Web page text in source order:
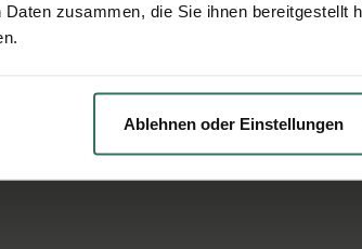
zusammen, die Sie ihnen bereitgestellt
Ablehnen oder Einstellungen